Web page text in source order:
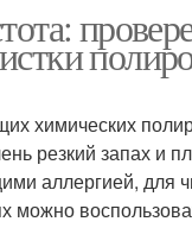
химических
резкий запах и
аллергией, для
можно